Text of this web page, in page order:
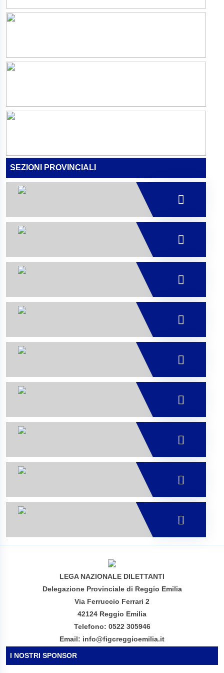
SEZIONI PROVINCIALI
LEGA NAZIONALE DILETTANTI
Delegazione Provinciale di Reggio Emilia
Via Ferruccio Ferrari 2
42124 Reggio Emilia
Telefono: 0522 305946
Email: info@figcreggioemilia.it
I NOSTRI SPONSOR